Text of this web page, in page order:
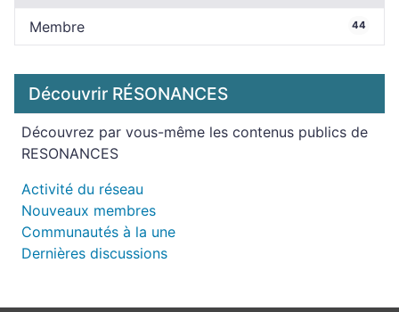
Membre 44
Découvrir RÉSONANCES
Découvrez par vous-même les contenus publics de
RESONANCES
Activité du réseau
Nouveaux membres
Communautés à la une
Dernières discussions